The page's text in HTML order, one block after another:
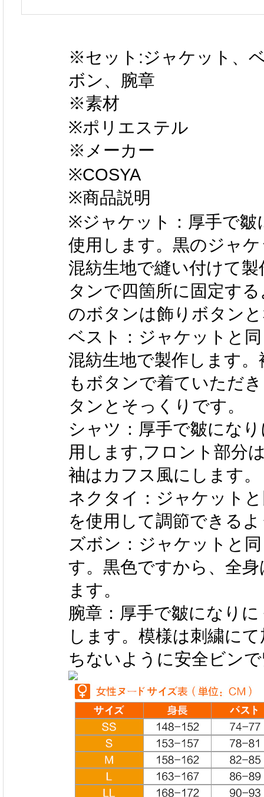
※セット:ジャケット、
ボン、腕章
※素材
※ポリエステル
※メーカー
※COSYA
※商品説明
※ジャケット：厚手で皺
使用します。黒のジャ
混紡生地で縫い付けて
タンで四箇所に固定す
のボタンは飾りボタン
ベスト：ジャケットと
混紡生地で製作します
もボタンで着ていただ
タンとそっくりです。
シャツ：厚手で皺にな
用します,フロント部分
袖はカフス風にします。
ネクタイ：ジャケット
を使用して調節できる
ズボン：ジャケットと
す。黒色ですから、全
ます。
腕章：厚手で皺になり
します。模様は刺繍に
ちないように安全ビン